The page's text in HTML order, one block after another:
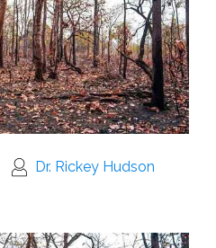
Dr. Rickey Hudson